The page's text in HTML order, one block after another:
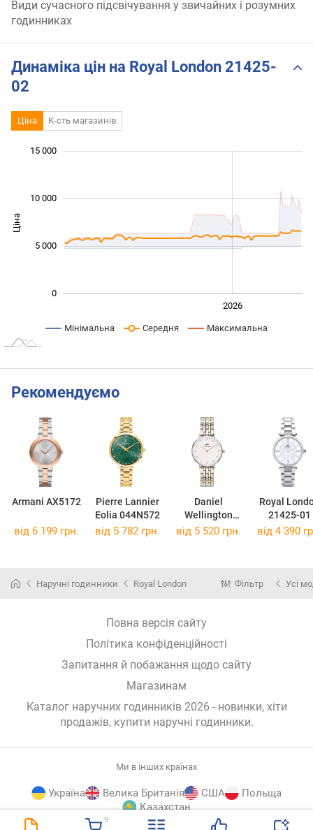
9
Види сучасного підсвічування у звичайних і розумних
годинниках
Динаміка цін на Royal London 21425-
02
Ціна К-сть магазинів
Ціна
0
15 000
10 000
5 000
2026
Мінімальна Середня Максимальна
Рекомендуємо
Armani AX5172
Pierre Lannier
Eolia 044N572
Daniel
Wellington
DW00100616
Royal
21425-01
від 6 199 грн. від 5 782 грн. від 5 520 грн. від 4 390
Наручні годинники Royal London Фільтр Усі
Повна версія сайту
Політика конфіденційності
Запитання й побажання щодо сайту
Магазинам
Каталог наручних годинників 2026 - новинки, хіти
продажів, купити наручні годинники.
Ми в інших країнах
Україна Велика Британія США
Польща
Казахстан